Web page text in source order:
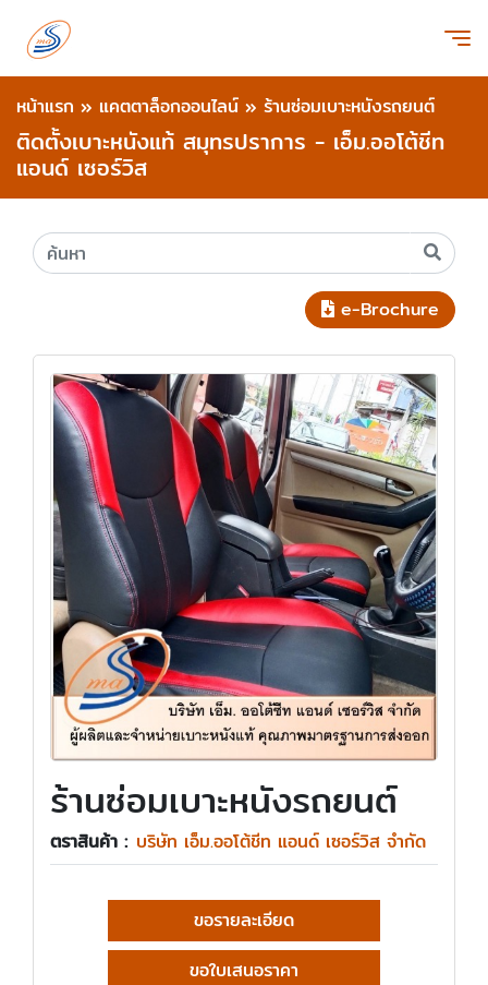
หน้าแรก » แคตตาล็อกออนไลน์ » ร้านซ่อมเบาะหนังรถยนต์
ติดตั้งเบาะหนังแท้ สมุทรปราการ - เอ็ม.ออโต้ชีท
แอนด์ เซอร์วิส
e-Brochure
ร้านซ่อมเบาะหนังรถยนต์
ตราสินค้า : บริษัท เอ็ม.ออโต้ชีท แอนด์ เซอร์วิส จำกัด
ขอรายละเอียด
ขอใบเสนอราคา